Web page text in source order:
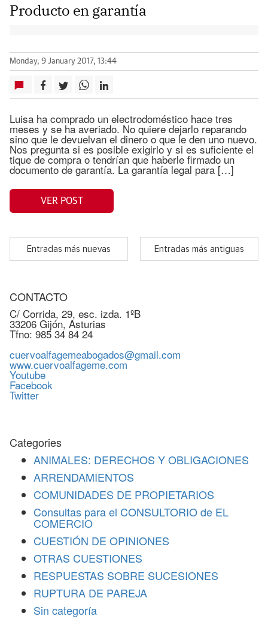
Producto en garantía
Monday, 9 January 2017, 13:44
Luisa ha comprado un electrodoméstico hace tres
meses y se ha averiado. No quiere dejarlo reparando
sino que le devuelvan el dinero o que le den uno nuevo.
Nos pregunta si es posible exigirlo y si es suficiente el
tique de compra o tendrían que haberle firmado un
documento de garantía. La garantía legal para […]
VER POST
Entradas más nuevas Entradas más antiguas
CONTACTO
C/ Corrida, 29, esc. izda. 1ºB
33206 Gijón, Asturias
Tfno: 985 34 84 24
cuervoalfagemeabogados@gmail.com
www.cuervoalfageme.com
Youtube
Facebook
Twitter
Categories
ANIMALES: DERECHOS Y OBLIGACIONES
ARRENDAMIENTOS
COMUNIDADES DE PROPIETARIOS
Consultas para el CONSULTORIO de EL
COMERCIO
CUESTIÓN DE OPINIONES
OTRAS CUESTIONES
RESPUESTAS SOBRE SUCESIONES
RUPTURA DE PAREJA
Sin categoría